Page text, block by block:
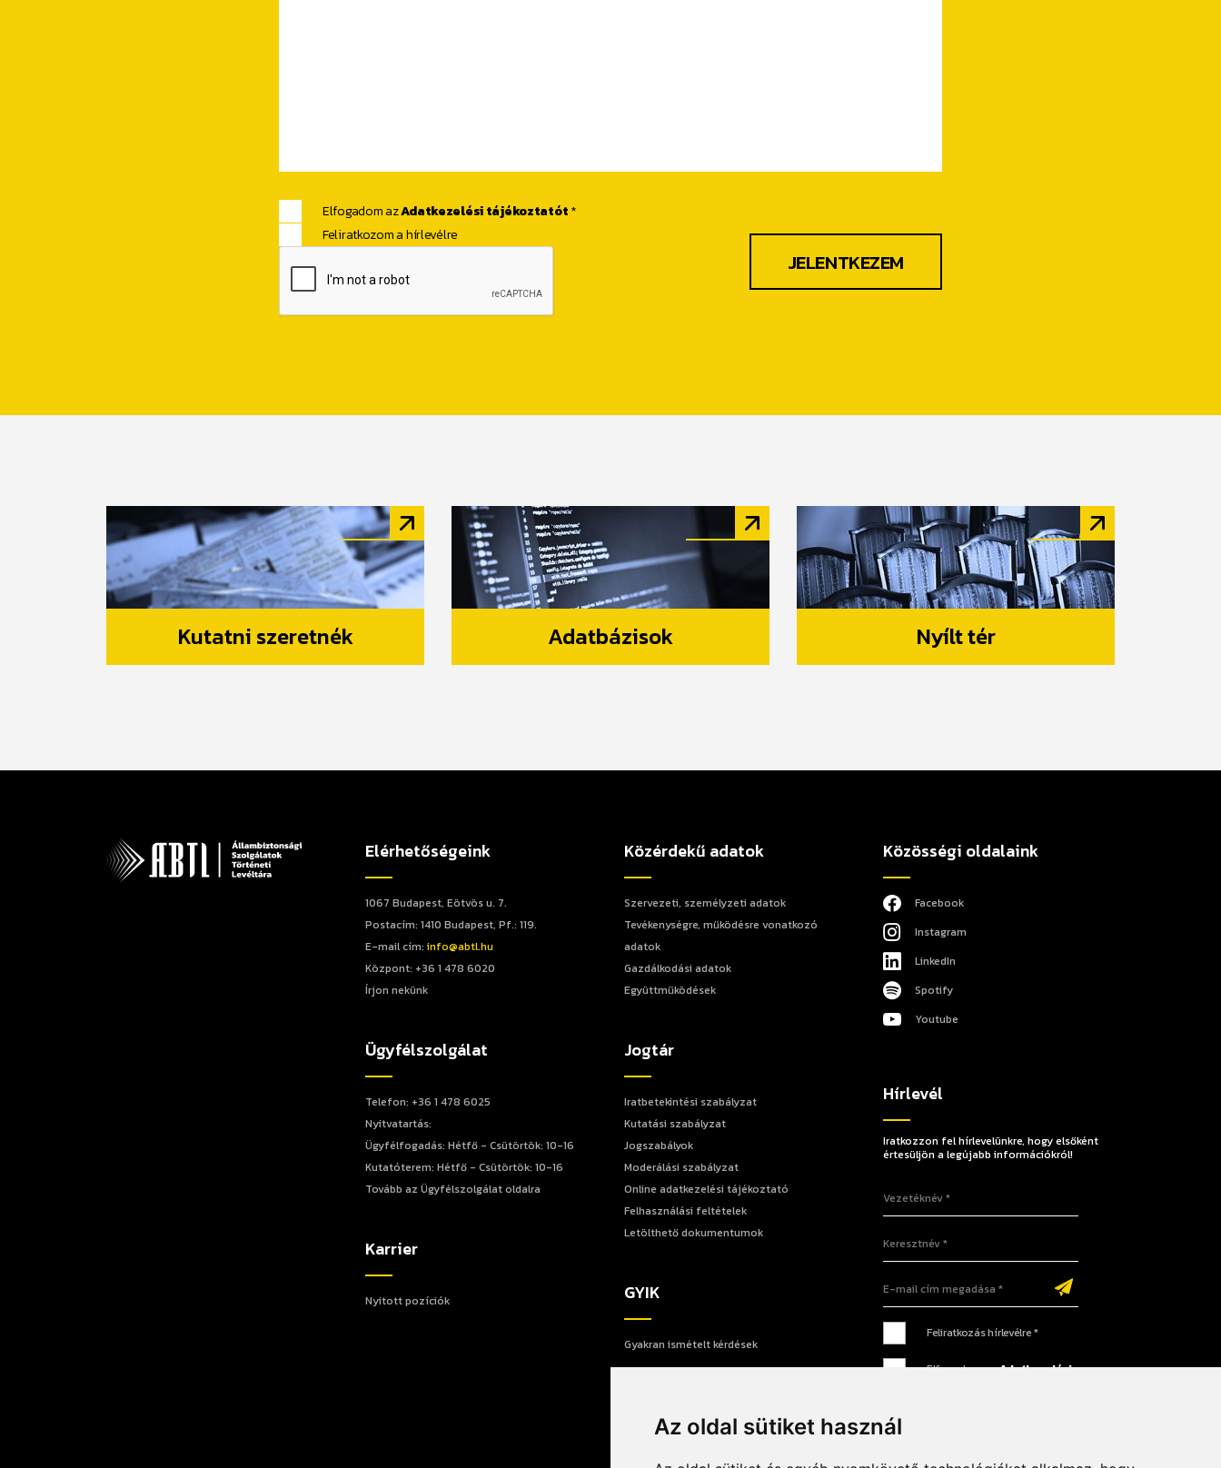
Az oldal sütiket használ
Elfogadom azAdatkezelési tájékoztatót*
Feliratkozom a hírlevélre
JELENTKEZEM
Kutatni szeretnék Adatbázisok Nyílt tér
Elérhetőségeink
1067 Budapest, Eötvös u. 7.
Postacím: 1410 Budapest, Pf.: 119.
E-mail cím: info@abtl.hu
Központ: +36 1 478 6020
Írjon nekünk
Ügyfélszolgálat
Telefon: +36 1 478 6025
Nyitvatartás:
Ügyfélfogadás: Hétfő - Csütörtök: 10-16
Kutatóterem: Hétfő - Csütörtök: 10-16
Tovább az Ügyfélszolgálat oldalra
Karrier
Nyitott pozíciók
Közérdekű adatok
Szervezeti, személyzeti adatok
Tevékenységre, működésre vonatkozó
adatok
Gazdálkodási adatok
Együttműködések
Jogtár
Iratbetekintési szabályzat
Kutatási szabályzat
Jogszabályok
Moderálási szabályzat
Online adatkezelési tájékoztató
Felhasználási feltételek
Letölthető dokumentumok
GYIK
Gyakran ismételt kérdések
Közösségi oldalaink
Facebook
Instagram
LinkedIn
Spotify
Youtube
Hírlevél
Iratkozzon fel hírlevelünkre, hogy elsőként
értesüljön a legújabb információkról!
Vezetéknév
Keresztnév
E-mail cím megadása
Feliratkozás hírlevélre *
Elfogadom azAdatkezelési